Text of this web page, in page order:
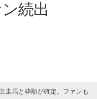
続出
走馬と枠順が確定。ファンも